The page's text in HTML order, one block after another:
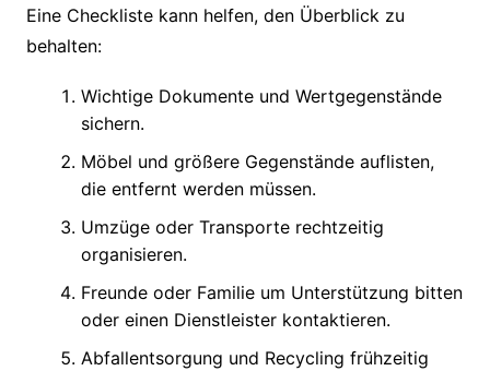
Eine Checkliste kann helfen, den Überblick zu
behalten:
Wichtige Dokumente und Wertgegenstände
sichern.
Möbel und größere Gegenstände auflisten,
die entfernt werden müssen.
Umzüge oder Transporte rechtzeitig
organisieren.
Freunde oder Familie um Unterstützung bitten
oder einen Dienstleister kontaktieren.
Abfallentsorgung und Recycling frühzeitig